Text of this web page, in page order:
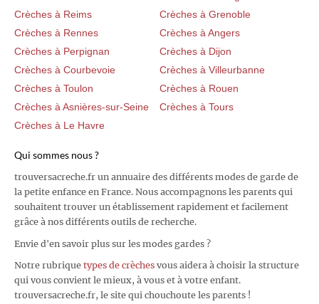
Crèches à Reims
Crèches à Grenoble
Crèches à Rennes
Crèches à Angers
Crèches à Perpignan
Crèches à Dijon
Crèches à Courbevoie
Crèches à Villeurbanne
Crèches à Toulon
Crèches à Rouen
Crèches à Asnières-sur-Seine
Crèches à Tours
Crèches à Le Havre
Qui sommes nous ?
trouversacreche.fr un annuaire des différents modes de garde de
la petite enfance en France. Nous accompagnons les parents qui
souhaitent trouver un établissement rapidement et facilement
grâce à nos différents outils de recherche.
Envie d'en savoir plus sur les modes gardes ?
Notre rubrique types de crèches vous aidera à choisir la structure
qui vous convient le mieux, à vous et à votre enfant.
trouversacreche.fr, le site qui chouchoute les parents !